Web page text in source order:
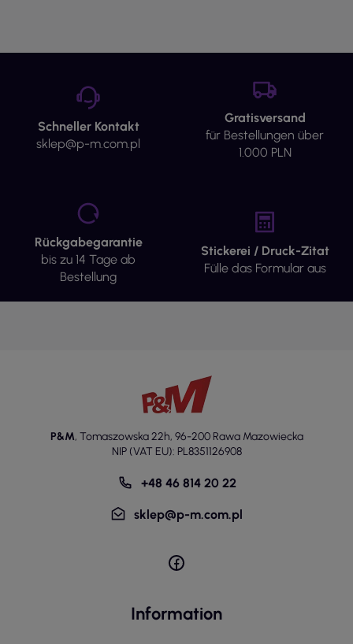
Schneller Kontakt
sklep@p-m.com.pl
Gratisversand
für Bestellungen über
1.000 PLN
Rückgabegarantie
bis zu 14 Tage ab
Bestellung
Stickerei / Druck-Zitat
Fülle das Formular aus
P&M, Tomaszowska 22h, 96-200 Rawa Mazowiecka
NIP (VAT EU): PL8351126908
+48 46 814 20 22
sklep@p-m.com.pl
Information